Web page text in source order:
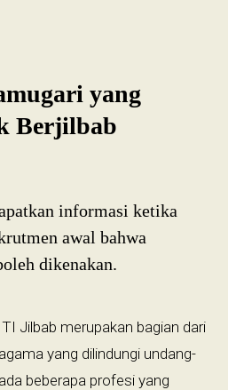
yang
Berjilbab
informasi ketika
awal bahwa
dikenakan.
Jilbab merupakan bagian dari
yang dilindungi undang-
beberapa profesi yang